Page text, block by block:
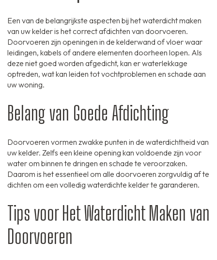
Een van de belangrijkste aspecten bij het waterdicht maken
van uw kelder is het correct afdichten van doorvoeren.
Doorvoeren zijn openingen in de kelderwand of vloer waar
leidingen, kabels of andere elementen doorheen lopen. Als
deze niet goed worden afgedicht, kan er waterlekkage
optreden, wat kan leiden tot vochtproblemen en schade aan
uw woning.
Belang van Goede Afdichting
Doorvoeren vormen zwakke punten in de waterdichtheid van
uw kelder. Zelfs een kleine opening kan voldoende zijn voor
water om binnen te dringen en schade te veroorzaken.
Daarom is het essentieel om alle doorvoeren zorgvuldig af te
dichten om een volledig waterdichte kelder te garanderen.
Tips voor Het Waterdicht Maken van
Doorvoeren